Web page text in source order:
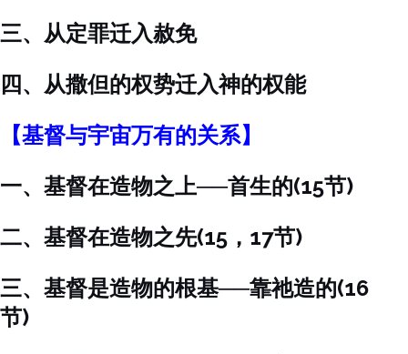
三、从定罪迁入赦免
四、从撒但的权势迁入神的权能
【基督与宇宙万有的关系】
一、基督在造物之上──首生的(15节)
二、基督在造物之先(15，17节)
三、基督是造物的根基──靠祂造的(16
节)